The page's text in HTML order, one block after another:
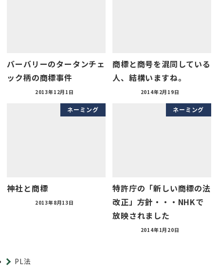
バーバリーのタータンチェ
ック柄の商標事件
2013年12月1日
商標と商号を混同している
人、結構いますね。
2014年2月19日
ネーミング
神社と商標
2013年8月13日
ネーミング
特許庁の「新しい商標の法
改正」方針・・・NHKで
放映されました
2014年1月20日
PL法